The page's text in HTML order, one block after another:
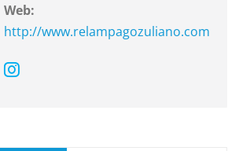
Web:
http://www.relampagozuliano.com